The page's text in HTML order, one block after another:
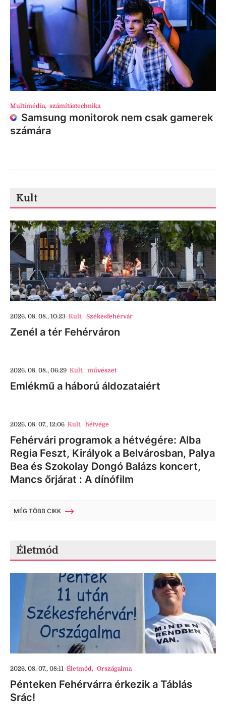
Multimédia, számítástechnika
Samsung monitorok nem csak gamerek
számára
Kult
2026. 08. 08., 10:23 Kult, Székesfehérvár
Zenél a tér Fehérváron
2026. 08. 08., 06:29 Kult, művészet
Emlékmű a háború áldozataiért
2026. 08. 07., 12:06 Kult, hétvége
Fehérvári programok a hétvégére: Alba
Regia Feszt, Királyok a Belvárosban, Palya
Bea és Szokolay Dongó Balázs koncert,
Mancs őrjárat : A dínófilm
MÉG TÖBB CIKK
Életmód
2026. 08. 07., 08:11 Életmód, Országalma
Pénteken Fehérvárra érkezik a Táblás
Srác!